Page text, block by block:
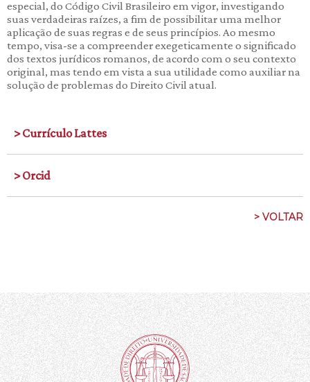
especial, do Código Civil Brasileiro em vigor, investigando
suas verdadeiras raízes, a fim de possibilitar uma melhor
aplicação de suas regras e de seus princípios. Ao mesmo
tempo, visa-se a compreender exegeticamente o significado
dos textos jurídicos romanos, de acordo com o seu contexto
original, mas tendo em vista a sua utilidade como auxiliar na
solução de problemas do Direito Civil atual.
> Currículo Lattes
> Orcid
> VOLTAR